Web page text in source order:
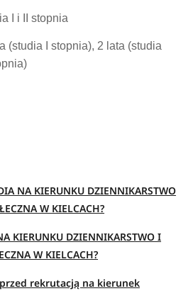
I i II stopnia
(studia I stopnia), 2 lata (studia
NA KIERUNKU DZIENNIKARSTWO
W KIELCACH?
KIERUNKU DZIENNIKARSTWO I
W KIELCACH?
rekrutacją na kierunek